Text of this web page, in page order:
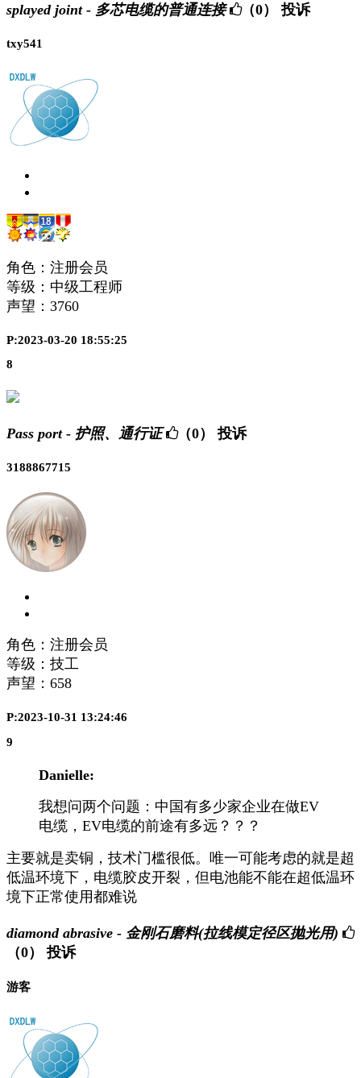
splayed joint - 多芯电缆的普通连接 （0） 投诉
txy541
角色：注册会员
等级：中级工程师
声望： 3760
P:2023-03-20 18:55:25
8
Pass port - 护照、通行证 （0） 投诉
3188867715
角色：注册会员
等级：技工
声望： 658
P:2023-10-31 13:24:46
9
Danielle:
我想问两个问题：中国有多少家企业在做EV
电缆，EV电缆的前途有多远？？？
主要就是卖铜，技术门槛很低。唯一可能考虑的就是超
低温环境下，电缆胶皮开裂，但电池能不能在超低温环
境下正常使用都难说
diamond abrasive - 金刚石磨料(拉线模定径区抛光用)
（0）
投诉
游客